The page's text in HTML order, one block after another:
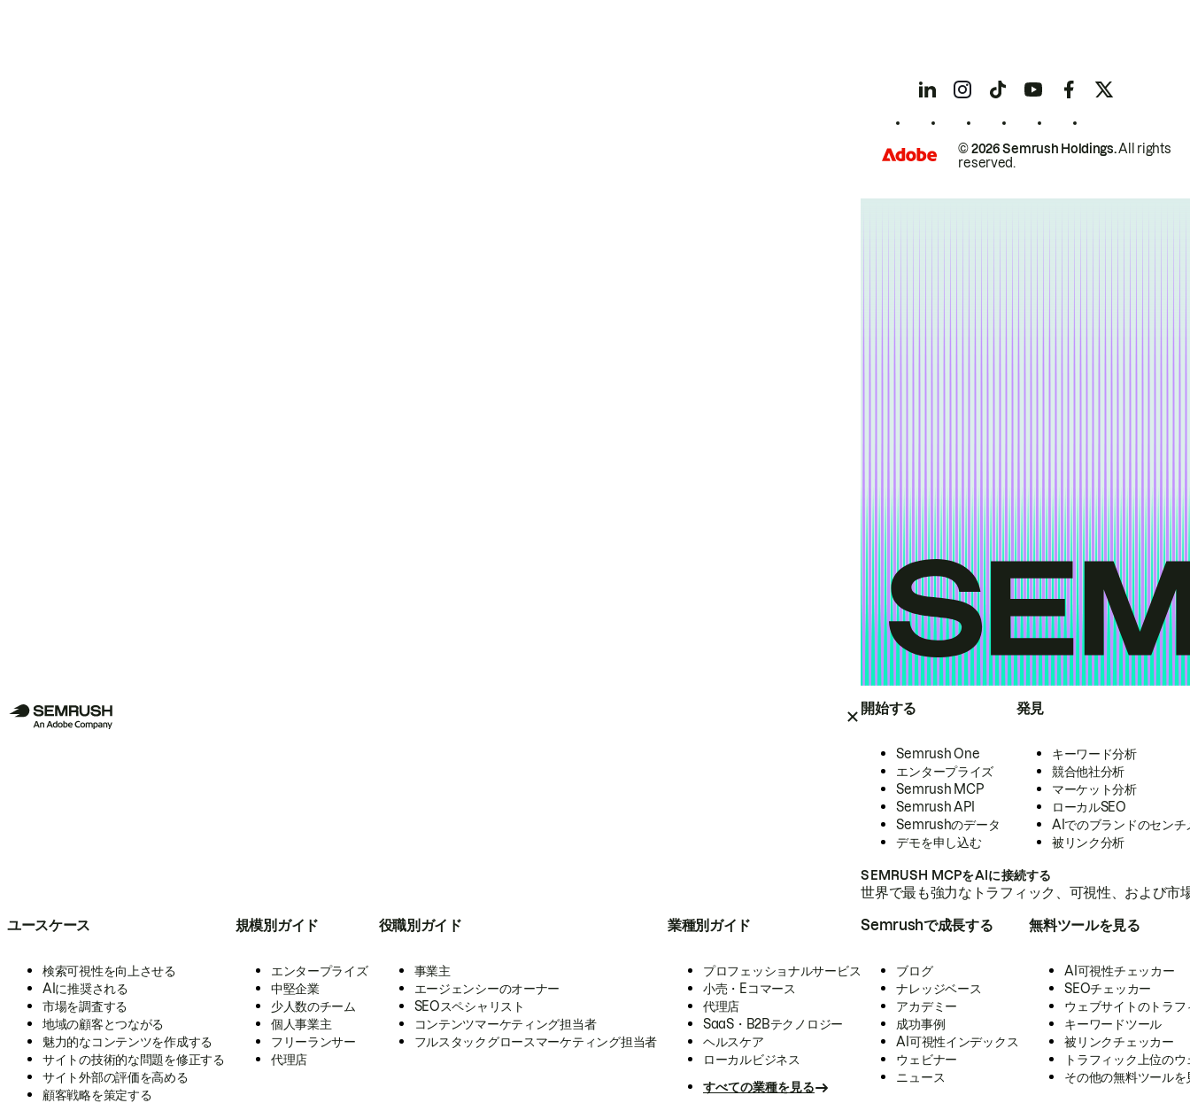
開始する
Semrush One
エンタープライズ
Semrush MCP
Semrush API
Semrushのデータ
デモを申し込む
発見
キーワード分析
競合他社分析
マーケット分析
ローカルSEO
AIでのブランドのセンチ
被リンク分析
SEMRUSH MCPをAIに接続する
世界で最も強力なトラフィック、可視性、および
ユースケース
検索可視性を向上させる
AIに推奨される
市場を調査する
地域の顧客とつながる
魅力的なコンテンツを作成する
サイトの技術的な問題を修正する
サイト外部の評価を高める
顧客戦略を策定する
規模別ガイド
エンタープライズ
中堅企業
少人数のチーム
個人事業主
フリーランサー
代理店
役職別ガイド
事業主
エージェンシーのオーナー
SEOスペシャリスト
コンテンツマーケティング担当者
フルスタックグロースマーケティング担当者
業種別ガイド
プロフェッショナルサービス
小売・Eコマース
代理店
SaaS・B2Bテクノロジー
ヘルスケア
ローカルビジネス
すべての業種を見る
Semrushで成長する
ブログ
ナレッジベース
アカデミー
成功事例
AI可視性インデックス
ウェビナー
ニュース
無料ツールを見る
AI可視性チェッカー
SEOチェッカー
ウェブサイトのトラ
キーワードツール
被リンクチェッカー
トラフィック上位の
その他の無料ツールを
© 2026 Semrush Holdings.All rights
reserved.